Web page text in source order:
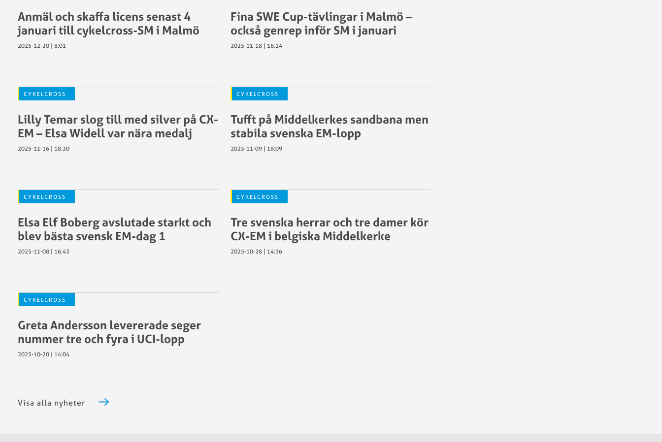
Anmäl och skaffa licens senast 4
januari till cykelcross-SM i Malmö
2025-12-20 | 8:01
Fina SWE Cup-tävlingar i Malmö –
också genrep inför SM i januari
2025-11-18 | 16:14
CYKELCROSS
Lilly Temar slog till med silver på CX-
EM – Elsa Widell var nära medalj
2025-11-16 | 18:30
CYKELCROSS
Tufft på Middelkerkes sandbana men
stabila svenska EM-lopp
2025-11-09 | 18:09
CYKELCROSS
Elsa Elf Boberg avslutade starkt och
blev bästa svensk EM-dag 1
2025-11-08 | 16:43
CYKELCROSS
Tre svenska herrar och tre damer kör
CX-EM i belgiska Middelkerke
2025-10-28 | 14:36
CYKELCROSS
Greta Andersson levererade seger
nummer tre och fyra i UCI-lopp
2025-10-20 | 14:04
Visa alla nyheter